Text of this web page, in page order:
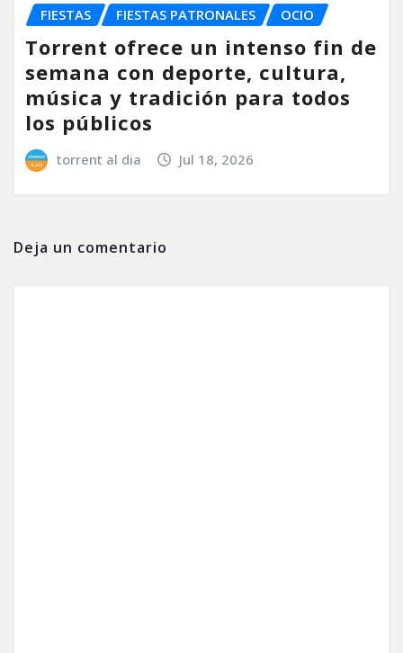
FIESTAS FIESTAS PATRONALES OCIO
Torrent ofrece un intenso fin de
semana con deporte, cultura,
música y tradición para todos
los públicos
torrent al dia Jul 18, 2026
Deja un comentario